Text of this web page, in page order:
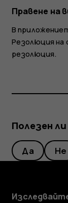
Правене на
В
Резолюция на
резолюция.
Полезен
Да Не